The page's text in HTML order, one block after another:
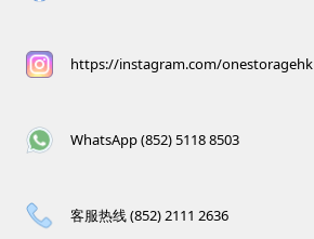
https://instagram.com/onestoragehk
WhatsApp (852) 5118 8503
客服热线 (852) 2111 2636